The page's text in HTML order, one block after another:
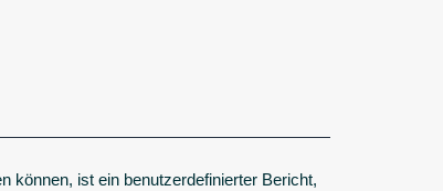
können, ist ein benutzerdefinierter Bericht,